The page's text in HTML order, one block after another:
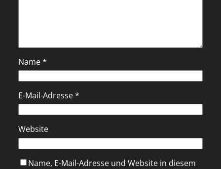
Name*
E-Mail-Adresse*
Website
Name, E-Mail-Adresse und Website in diesem